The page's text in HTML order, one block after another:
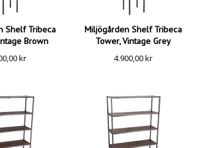
Shelf Tribeca
Brown
kr
Miljögården Shelf Tribeca
Tower, Vintage Grey
4.900,00kr